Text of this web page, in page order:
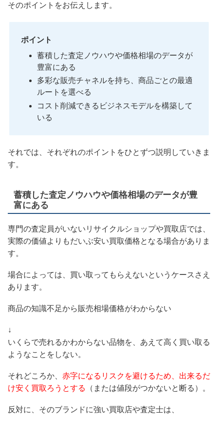
そのポイントをお伝えします。
ポイント
蓄積した査定ノウハウや価格相場のデータが
豊富にある
多彩な販売チャネルを持ち、商品ごとの最適
ルートを選べる
コスト削減できるビジネスモデルを構築して
いる
それでは、それぞれのポイントをひとずつ説明していきま
す。
蓄積した査定ノウハウや価格相場のデータが豊
富にある
専門の査定員がいないリサイクルショップや買取店では、
実際の価値よりもだいぶ安い買取価格となる場合がありま
す。
場合によっては、買い取ってもらえないというケースさえ
あります。
商品の知識不足から販売相場価格がわからない
↓
いくらで売れるかわからない品物を、あえて高く買い取る
ようなことをしない。
それどころか、 赤字になるリスクを避けるため、出来るだ
け安く買取ろうとする
（または値段がつかないと断る）。
反対に、そのブランドに強い買取店や査定士は、